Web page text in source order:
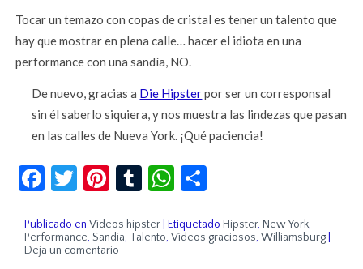
Tocar un temazo con copas de cristal es tener un talento que
hay que mostrar en plena calle… hacer el idiota en una
performance con una sandía, NO.
De nuevo, gracias a Die Hipsterpor ser un corresponsal
sin él saberlo siquiera, y nos muestra las lindezas que pasan
en las calles de Nueva York. ¡Qué paciencia!
Facebook
Twitter
Pinterest
TumblrWhatsApp
Publicado en Vídeos hipster Etiquetado Hipster, New York,
Performance, Sandía, Talento,Vídeos graciosos,Williamsburg
Deja un comentario